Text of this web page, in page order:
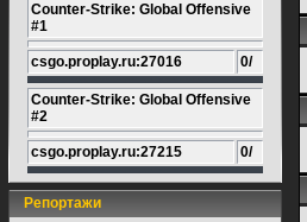
Counter-Strike: Global Offensive
#1
csgo.proplay.ru:27016 0/
Counter-Strike: Global Offensive
#2
csgo.proplay.ru:27215 0/
Репортажи